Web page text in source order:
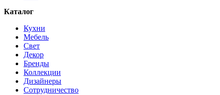
Каталог
Кухни
Мебель
Свет
Декор
Бренды
Коллекции
Дизайнеры
Сотрудничество